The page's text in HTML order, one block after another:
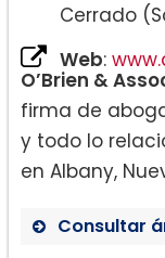
Cerrado
Web:
O’Brien &
firma de
y todo lo
en Albany,
Consultar